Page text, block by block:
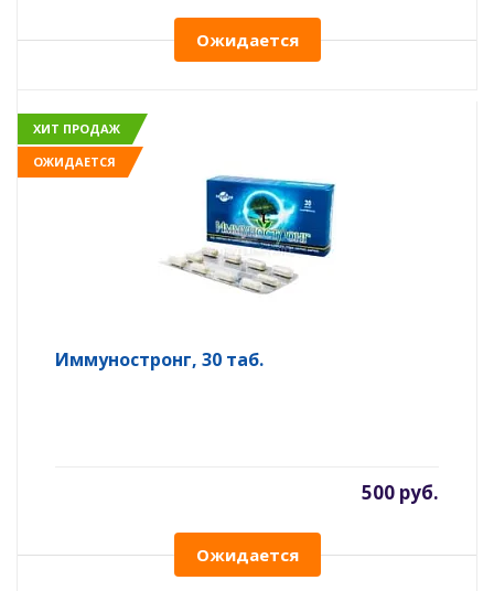
Ожидается
ХИТ ПРОДАЖ
ОЖИДАЕТСЯ
Иммуностронг, 30 таб.
500 руб.
Ожидается